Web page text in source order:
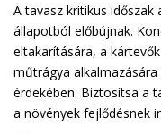
A tavasz kritikus
állapotból előbújnak.
eltakarítására, a
műtrágya
érdekében. Biztosítsa a
a növények fejlődésnek